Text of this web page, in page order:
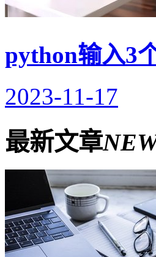
python输入3
2023-11-17
最新文章